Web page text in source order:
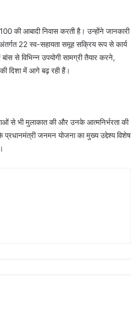
की आबादी निवास करती है। उन्होंने जानकारी
22 स्व-सहायता समूह सक्रिय रूप से कार्य
से विभिन्न उपयोगी सामग्री तैयार करने,
दिशा में आगे बढ़ रही हैं।
से भी मुलाकात की और उनके आत्मनिर्भरता की
प्रधानमंत्री जनमन योजना का मुख्य उद्देश्य विशेष